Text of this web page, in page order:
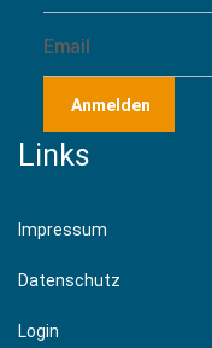
Anmelden
Links
Impressum
Datenschutz
Login